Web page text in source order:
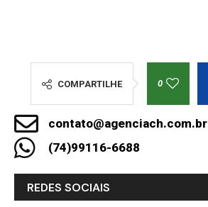
COMPARTILHE 0
contato@agenciach.com.br
(74)99116-6688
REDES SOCIAIS